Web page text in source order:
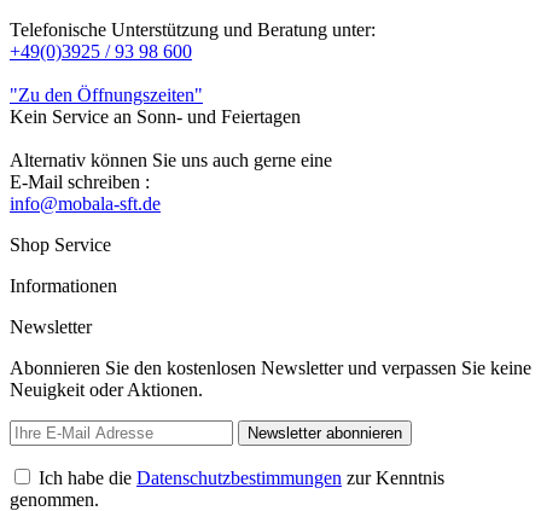
Telefonische Unterstützung und Beratung unter:
+49(0)3925 / 93 98 600
"Zu den Öffnungszeiten"
Kein Service an Sonn- und Feiertagen
Alternativ können Sie uns auch gerne eine
E-Mail schreiben :
info@mobala-sft.de
Shop Service
Informationen
Newsletter
Abonnieren Sie den kostenlosen Newsletter und verpassen Sie keine
Neuigkeit oder Aktionen.
Newsletter abonnieren
Ich habe die Datenschutzbestimmungen zur Kenntnis
genommen.